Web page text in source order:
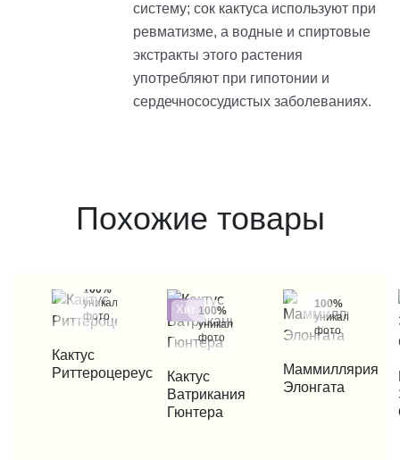
систему; сок кактуса используют при
ревматизме, а водные и спиртовые
экстракты этого растения
употребляют при гипотонии и
сердечнососудистых заболеваниях.
Похожие товары
100%
уникальные
фото
КУПИТЬ В 1 КЛИК
Кактус
Риттероцереус
Хит 100%
уникальные
фото
КУПИТЬ В 1 КЛИК
Кактус
Ватрикания
Гюнтера
100%
уникальные
фото
КУПИТЬ В 1 КЛИК
Маммиллярия
Элонгата